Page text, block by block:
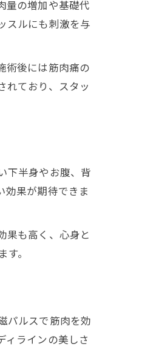
量の増加や基礎代
スルにも刺激を与
術後には筋肉痛の
れており、スタッ
下半身やお腹、背
効果が期待できま
果も高く、心身と
。
パルスで筋肉を効
ィラインの美しさ